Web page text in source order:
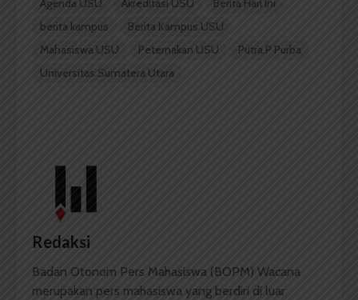
Agenda USU Akreditasi USU
Berita Hari Ini
berita kampus
Berita Kampus USU
Mahasiswa USU
Peternakan USU
Putra P Purba
Universitas Sumatera Utara
Redaksi
Badan Otonom Pers Mahasiswa (BOPM) Wacana
merupakan pers mahasiswa yang berdiri di luar